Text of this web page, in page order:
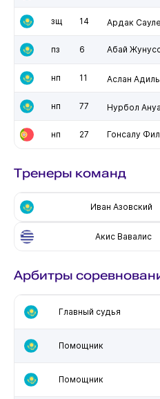
зщ 14 Ардак
пз 6 Абай
нп 11 Аслан Адиль
нп 77 Нурбол
нп 27 Гонсалу
Тренеры команд
Иван Азовский
Акис Вавалис
Арбитры
Главный судья
Помощник
Помощник